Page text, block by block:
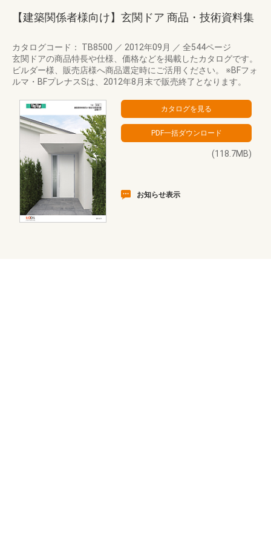
【建築関係者様向け】玄関ドア 商品・技術資料集
カタログコード： TB8500 ／ 2012年09月 ／ 全544ページ
玄関ドアの商品特長や仕様、価格などを掲載したカタログです。
ビルダー様、販売店様へ商品選定時にご活用ください。 ※BFフォ
ルマ・BFプレナスSは、2012年8月末で販売終了となります。
(118.7MB)
お知らせ表示